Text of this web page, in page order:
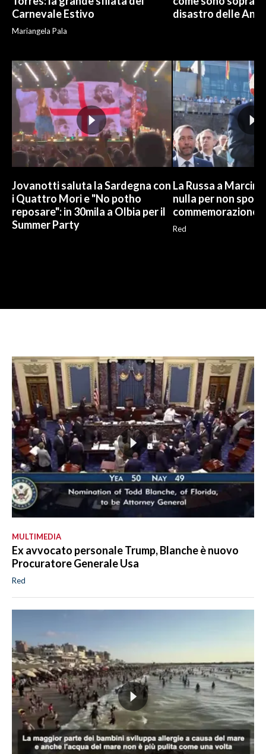
Carnevale Estivo
Mariangela Pala
disastro delle
Jovanotti saluta la Sardegna con
i Quattro Mori e "No potho
reposare": in 30mila a Olbia per il
Summer Party
La Russa a
nulla per non
commemorazione
Red
MULTIMEDIA
Ex avvocato personale Trump, Blanche è nuovo
Procuratore Generale Usa
Red